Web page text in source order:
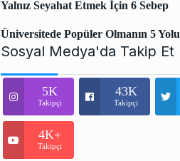
Yalnız Seyahat Etmek İçin 6 Sebep
Üniversitede Popüler Olmanın 5 Yolu
Sosyal Medya'da Takip Et
5K
Takipçi
43K
Takipçi
4K+
Takipçi